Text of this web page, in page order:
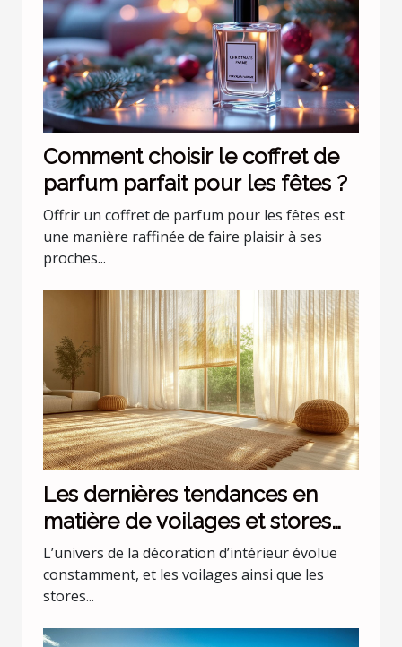
Comment choisir le coffret de
parfum parfait pour les fêtes ?
Offrir un coffret de parfum pour les fêtes est
une manière raffinée de faire plaisir à ses
proches...
Les dernières tendances en
matière de voilages et stores
pour intérieurs
L’univers de la décoration d’intérieur évolue
constamment, et les voilages ainsi que les
stores...